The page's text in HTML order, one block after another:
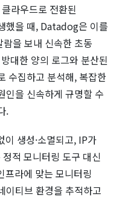
라우드로 전환된
했을 때, Datadog은 이를
을 보내 신속한 초동
대한 양의 로그와 분산된
수집하고 분석해, 복잡한
인을 신속하게 규명할 수
.
생성·소멸되고, IP가
적 모니터링 도구 대신
라에 맞는 모니터링
이티브 환경을 추적하고